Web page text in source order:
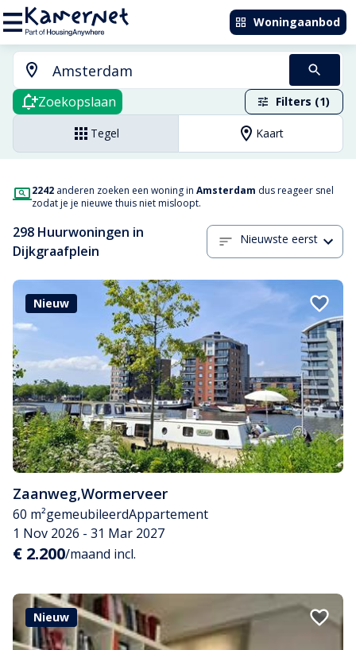
Woningaanbod
Zoekopslaan Filters (1)
Tegel Kaart
2242 anderen zoeken een woning in Amsterdam dus reageer snel
zodat je je nieuwe thuis niet misloopt.
298 Huurwoningen in
Dijkgraafplein
Nieuwste eerst
Nieuw
Zaanweg,Wormerveer
60 m²gemeubileerdAppartement
1 Nov 2026 - 31 Mar 2027
€ 2.200/maand incl.
Nieuw